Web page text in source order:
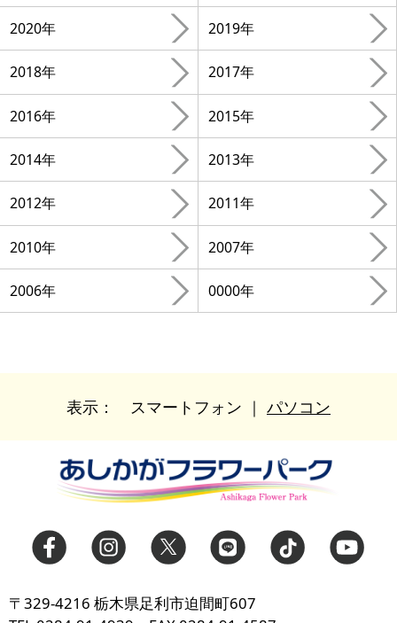
2020年 2019年
2018年 2017年
2016年 2015年
2014年 2013年
2012年 2011年
2010年 2007年
2006年 0000年
表示： スマートフォン ｜ パソコン
〒329-4216 栃木県足利市迫間町607